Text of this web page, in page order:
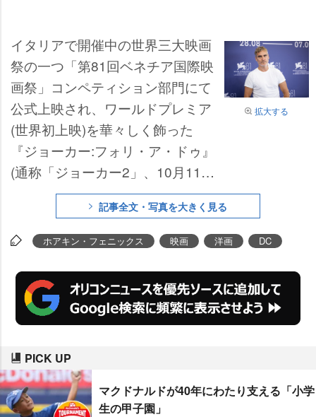
拡大する
イタリアで開催中の世界三大映画
祭の一つ「第81回ベネチア国際映
画祭」コンペティション部門にて
公式上映され、ワールドプレミア
(世界初上映)を華々しく飾った
『ジョーカー:フォリ・ア・ドゥ』
(通称「ジョーカー2」、10月11日
公開)。ワールドプレミアから一夜
明けた現地時間5日、ベネチアに
いるホアキン・フェニックスにオ
を得た。そこで、SNSでシェアさ
れ、話題を呼んだ、アーサーが雨
の中で笑い続けるシーンの裏話を
記事全文・写真を大きく見る
ホアキン・フェニックス 映画 洋画 DC
PICK UP
マクドナルドが40年にわたり支える「小学
生の甲子園」